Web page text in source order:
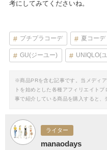
考にしてみてくださいね。
プチプラコーデ 夏コーデ
GU(ジーユー) UNIQLO(
※商品PRを含む記事です。当メディ
トを始めとした各種アフィリエイト
事で紹介している商品を購入すると、
ライター
manaodays